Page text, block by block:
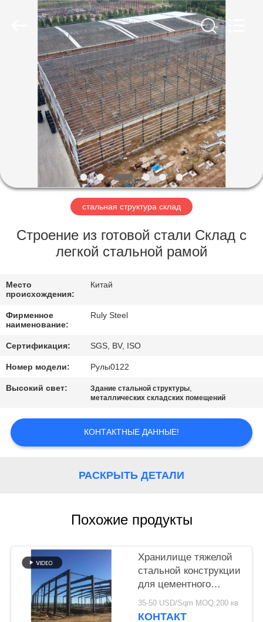
ДОМ
ПРОДУКТЫ
РОЛИКИ
VR
-
ПУТЕШЕСТВИЕ
ФАБРИКИ
ПРОВЕРКА
КАЧЕСТВА
СВЯЖИТЕСЬ
МЫ
НОВОСТИ
РЕШЕНИЕ
НЕДОСТАТКА
BLOG
SITEMAP
стальная структура склад
Строение из готовой стали Склад с
легкой стальной рамой
Место
происхождения:
Китай
Фирменное
наименование:
Ruly Steel
Сертификация: SGS, BV, ISO
Номер модели: Рулы0122
Высокий свет: Здание стальной структуры,
металлических складских помещений
КОНТАКТНЫЕ ДАННЫЕ!
РАСКРЫТЬ ДЕТАЛИ
Похожие продукты
Хранилище тяжелой
стальной конструкции
для цементного
завода
35-50 USD/Sqm MOQ:200 кв
КОНТАКТ